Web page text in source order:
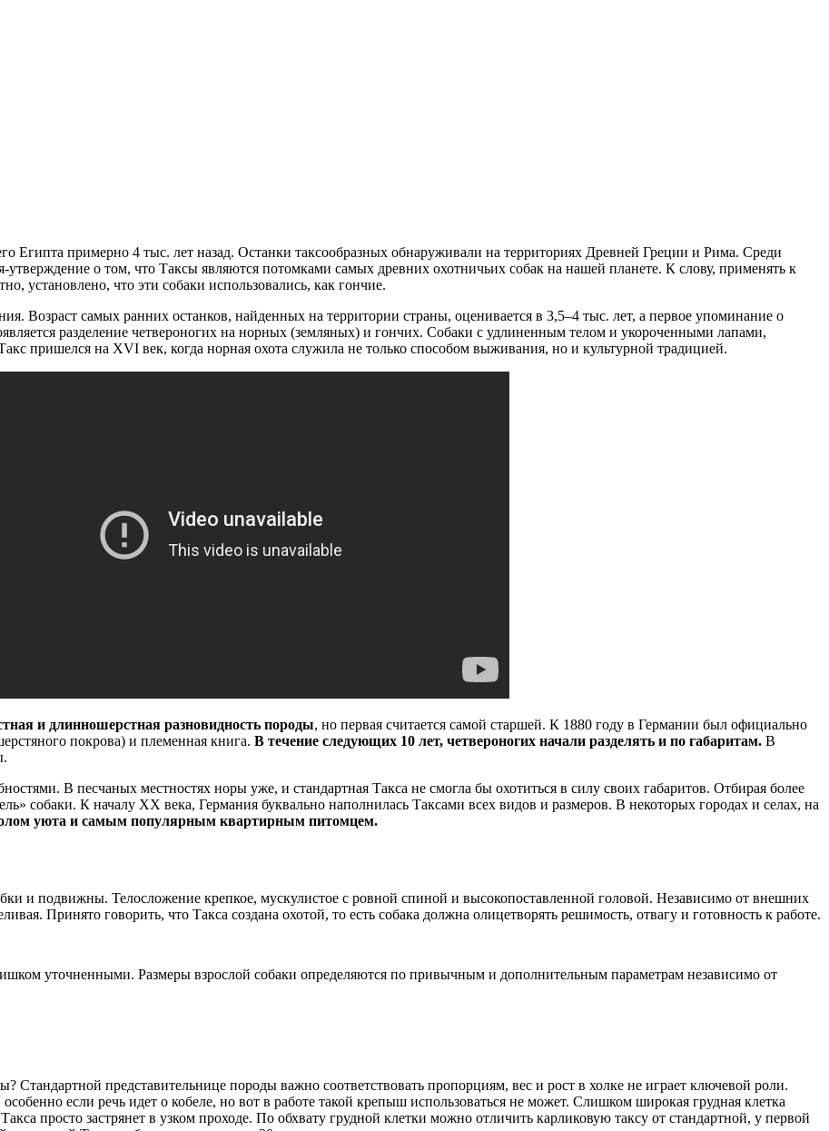
Египта примерно 4 тыс. лет назад. Останки таксообразных обнаруживали на территориях Древней Греции и Рима. Среди
о том, что Таксы являются потомками самых древних охотничьих собак на нашей планете. К слову, применять к
установлено, что эти собаки использовались, как гончие.
Возраст самых ранних останков, найденных на территории страны, оценивается в 3,5–4 тыс. лет, а первое упоминание о
разделение четвероногих на норных (земляных) и гончих. Собаки с удлиненным телом и укороченными лапами,
пришелся на XVI век, когда норная охота служила не только способом выживания, но и культурной традицией.
и длинношерстная разновидность породы, но первая считается самой старшей. К 1880 году в Германии был официально
покрова) и племенная книга. В течение следующих 10 лет, четвероногих начали разделять и по габаритам. В
В песчаных местностях норы уже, и стандартная Такса не смогла бы охотиться в силу своих габаритов. Отбирая более
собаки. К началу XX века, Германия буквально наполнилась Таксами всех видов и размеров. В некоторых городах и селах, на
уюта и самым популярным квартирным питомцем.
и подвижны. Телосложение крепкое, мускулистое с ровной спиной и высокопоставленной головой. Независимо от внешних
Принято говорить, что Такса создана охотой, то есть собака должна олицетворять решимость, отвагу и готовность к работе.
уточненными. Размеры взрослой собаки определяются по привычным и дополнительным параметрам независимо от
Стандартной представительнице породы важно соответствовать пропорциям, вес и рост в холке не играет ключевой роли.
если речь идет о кобеле, но вот в работе такой крепыш использоваться не может. Слишком широкая грудная клетка
просто застрянет в узком проходе. По обхвату грудной клетки можно отличить карликовую таксу от стандартной, у первой